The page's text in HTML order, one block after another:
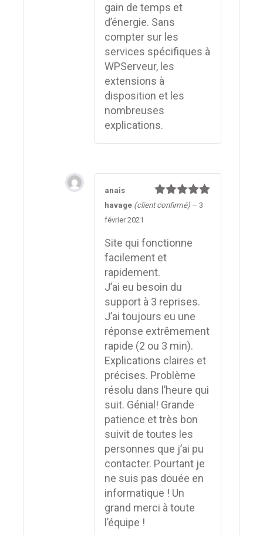
gain de temps et
d’énergie. Sans
compter sur les
services spécifiques à
WPServeur, les
extensions à
disposition et les
nombreuses
explications.
Note5sur
anais
havage (client confirmé) – 3
février 2021
Site qui fonctionne
facilement et
rapidement.
J’ai eu besoin du
support à 3 reprises.
J’ai toujours eu une
réponse extrêmement
rapide (2 ou 3 min).
Explications claires et
précises. Problème
résolu dans l’heure qui
suit. Génial! Grande
patience et très bon
suivit de toutes les
personnes que j’ai pu
contacter. Pourtant je
ne suis pas douée en
informatique ! Un
grand merci à toute
l’équipe !